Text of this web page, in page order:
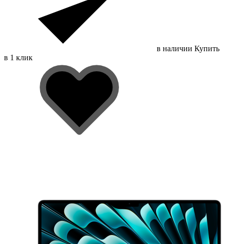
в наличии Купить
в 1 клик